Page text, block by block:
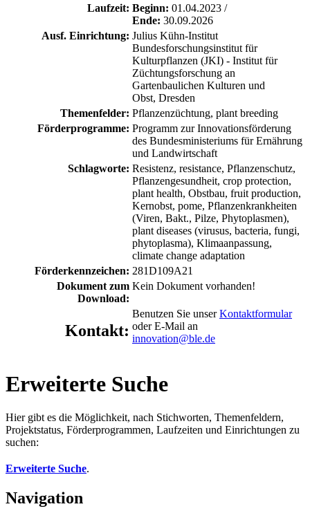
Laufzeit: Beginn: 01.04.2023 /
Ende: 30.09.2026
Ausf. Einrichtung: Julius Kühn-Institut
Bundesforschungsinstitut für
Kulturpflanzen (JKI) - Institut für
Züchtungsforschung an
Gartenbaulichen Kulturen und
Obst, Dresden
Themenfelder: Pflanzenzüchtung, plant breeding
Förderprogramme: Programm zur Innovationsförderung
des Bundesministeriums für Ernährung
und Landwirtschaft
Schlagworte: Resistenz, resistance, Pflanzenschutz,
Pflanzengesundheit, crop protection,
plant health, Obstbau, fruit production,
Kernobst, pome, Pflanzenkrankheiten
(Viren, Bakt., Pilze, Phytoplasmen),
plant diseases (virusus, bacteria, fungi,
phytoplasma), Klimaanpassung,
climate change adaptation
Förderkennzeichen: 281D109A21
Dokument zum
Download:
Kein Dokument vorhanden!
Kontakt:
Benutzen Sie unserKontaktformular
oder E-Mail an
innovation@ble.de
Erweiterte Suche
Hier gibt es die Möglichkeit, nach Stichworten, Themenfeldern,
Projektstatus, Förderprogrammen, Laufzeiten und Einrichtungen zu
suchen:
Erweiterte Suche.
Navigation